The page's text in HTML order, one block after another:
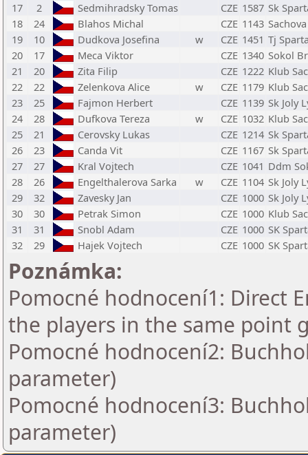
17
2 Sedmihradsky Tomas CZE 1587 Sk
18
24 Blahos Michal CZE 1143
19
10 Dudkova Josefina w CZE 1451 Tj
20
17 Meca Viktor CZE 1340 Sokol
21
20 Zita Filip CZE 1222 Klub
22
22 Zelenkova Alice w CZE 1179 Klub
23
25 Fajmon Herbert CZE 1139 Sk Joly
24
28 Dufkova Tereza w CZE 1032 Klub
25
21 Cerovsky Lukas CZE 1214 Sk
26
23 Canda Vit CZE 1167 Sk
27
27 Kral Vojtech CZE 1041 Ddm
28
26 Engelthalerova Sarka w CZE 1104 Sk Joly
29
32 Zavesky Jan CZE 1000 Sk Joly
30
30 Petrak Simon CZE 1000 Klub
31
31 Snobl Adam CZE 1000 SK
32
29 Hajek Vojtech CZE 1000 SK
Poznámka:
Pomocné hodnocení1: Direct
the players in the same point
Pomocné hodnocení2:
parameter)
Pomocné hodnocení3:
parameter)